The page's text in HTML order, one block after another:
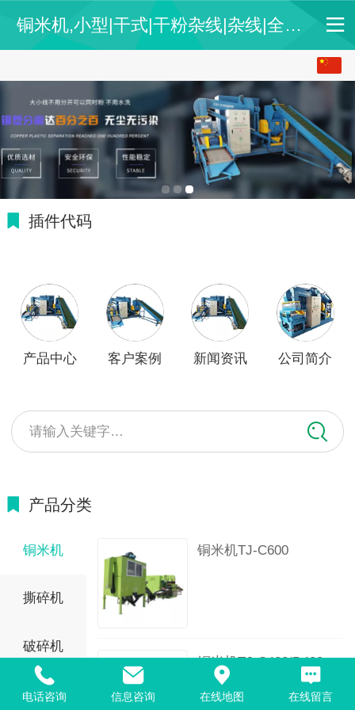
铜米机,小型|干式|干粉杂线|杂线|全自动|新型铜米机厂家,铜米机价格-无锡市腾建机械制造有限公司
English
插件代码
产品中心 客户案例 新闻资讯 公司简介
请输入关键字…
产品分类
铜米机
撕碎机
破碎机
输送带
铜米机TJ-C600
铜米机TJ-C400/D400
电话咨询 信息咨询 在线地图 在线留言